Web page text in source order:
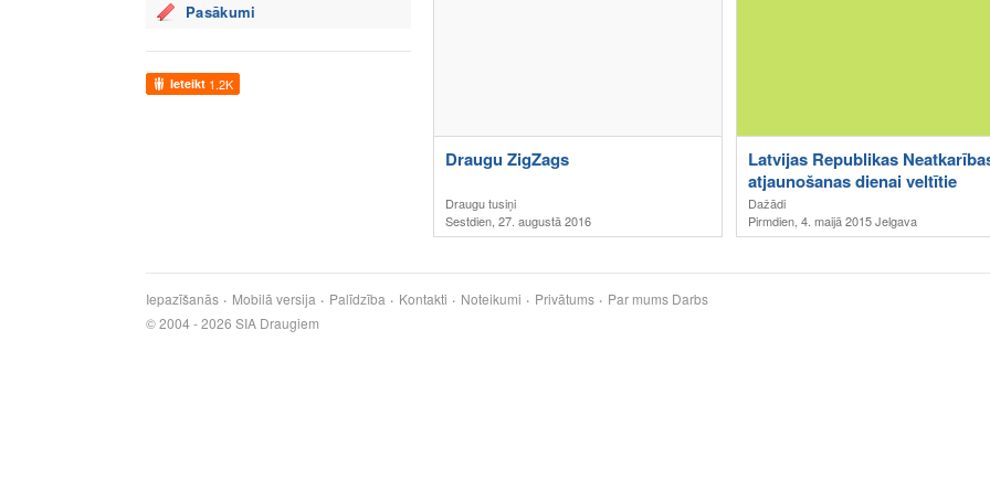
Pasākumi
Ieteikt 1.2K
Draugu ZigZags
Draugu tusiņi
Sestdien, 27. augustā 2016
Latvijas Republikas
atjaunošanas dienai veltītie
Brīvības svētki – Nacionālo
bruņoto spēku diena
Dažādi
Pirmdien, 4. maijā 2015 Jelgava
Iepazīšanās Mobilā versija Palīdzība Kontakti Noteikumi Privātums Par mums Darbs
© 2004 - 2026 SIA Draugiem